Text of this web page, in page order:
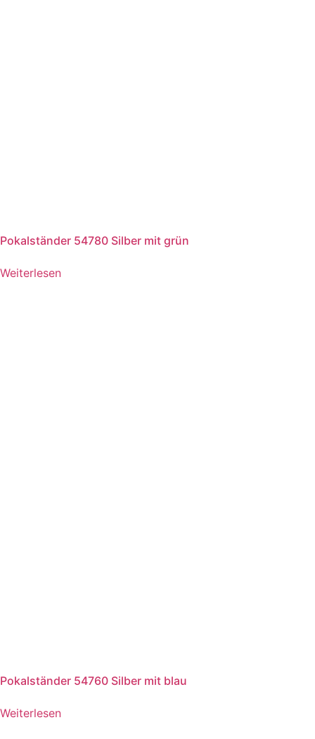
Pokalständer 54780 Silber mit grün
Weiterlesen
Pokalständer 54760 Silber mit blau
Weiterlesen